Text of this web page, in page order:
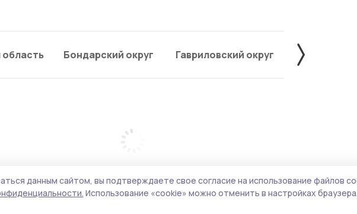
область Бондарский округ Гавриловский округ Жердевский
данным сайтом, вы подтверждаете свое согласие на использование файлов
Использование «cookie» можно отменить в настройках браузера.